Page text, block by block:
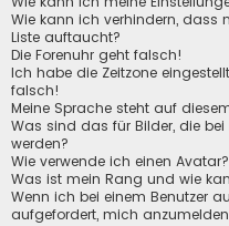
Wie kann ich verhindern, dass
Liste auftaucht?
Die Forenuhr geht falsch!
Ich habe die Zeitzone
falsch!
Meine Sprache steht auf
Was sind das für Bilder, die
werden?
Wie verwende ich einen Avatar?
Was ist mein Rang und wie
Wenn ich bei einem Benutzer
aufgefordert, mich